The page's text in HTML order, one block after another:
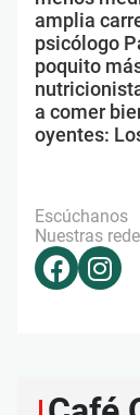
amplia
psicólogo
poquito
a comer
oyentes:
Escúchanos
Nuestras